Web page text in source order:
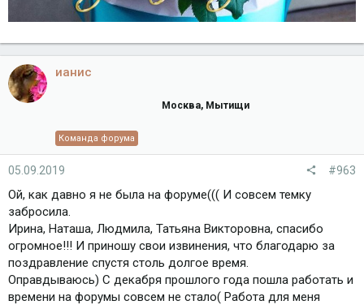
ианис
Москва, Мытищи
Команда форума
05.09.2019 #963
Ой, как давно я не была на форуме((( И совсем темку
забросила.
Ирина, Наташа, Людмила, Татьяна Викторовна, спасибо
огромное!!! И приношу свои извинения, что благодарю за
поздравление спустя столь долгое время.
Оправдываюсь) С декабря прошлого года пошла работать и
времени на форумы совсем не стало( Работа для меня